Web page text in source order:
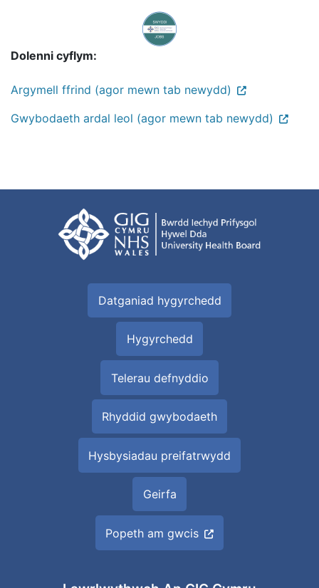
Dolenni cyflym:
Argymell ffrind (agor mewn tab newydd)
Gwybodaeth ardal leol (agor mewn tab newydd)
Datganiad hygyrchedd
Hygyrchedd
Telerau defnyddio
Rhyddid gwybodaeth
Hysbysiadau preifatrwydd
Geirfa
Popeth am gwcis